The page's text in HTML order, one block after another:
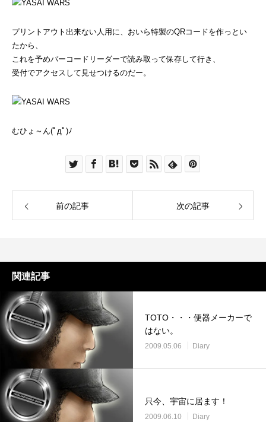
プリントアウト出来ない人用に、おいら特製のQRコードを作っとい
たから、
これを予めバーコードリーダーで読み取って保存して行き、
受付でアクセスして見せつけるのだー。
むひょ～ん(ﾟдﾟ)ﾉ
前の記事 次の記事
関連記事
TOTO・・・便器メーカーで
はない。
2009.05.06 Diary
只今、宇宙に居ます！
2009.06.10 Diary